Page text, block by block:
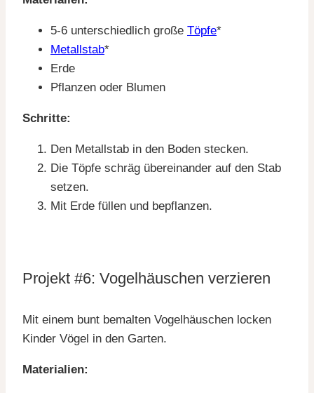
5-6 unterschiedlich große Töpfe*
Metallstab*
Erde
Pflanzen oder Blumen
Schritte:
Den Metallstab in den Boden stecken.
Die Töpfe schräg übereinander auf den Stab
setzen.
Mit Erde füllen und bepflanzen.
Projekt #6: Vogelhäuschen verzieren
Mit einem bunt bemalten Vogelhäuschen locken
Kinder Vögel in den Garten.
Materialien: